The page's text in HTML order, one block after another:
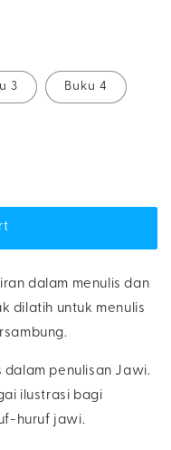
3 Buku 4
dalam menulis dan
dilatih untuk menulis
penulisan Jawi.
ilustrasi bagi
huruf jawi.